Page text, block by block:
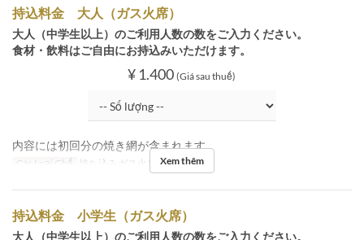
持込料金 大人（ガス火席）
大人（中学生以上）のご利用人数の数をご入力ください。
食材・飲料はご自由にお持込みいただけます。
¥ 1.400 (Giá sau thuế)
内容には初回分の焼き網が含まれます。
Các Loại Ghế 持ち込みガス火席 Xem thêm
持込料金 小学生（ガス火席）
大人（中学生以上）のご利用人数の数をご入力ください。